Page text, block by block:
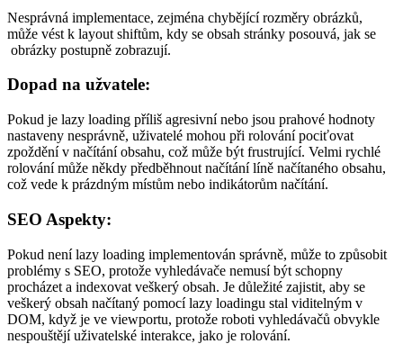
Nesprávná implementace, zejména chybějící rozměry obrázků,
může vést k layout shiftům, kdy se obsah stránky posouvá, jak se
obrázky postupně zobrazují.
Dopad na užvatele:
Pokud je lazy loading příliš agresivní nebo jsou prahové hodnoty
nastaveny nesprávně, uživatelé mohou při rolování pociťovat
zpoždění v načítání obsahu, což může být frustrující. Velmi rychlé
rolování může někdy předběhnout načítání líně načítaného obsahu,
což vede k prázdným místům nebo indikátorům načítání.
SEO Aspekty:
Pokud není lazy loading implementován správně, může to způsobit
problémy s SEO, protože vyhledávače nemusí být schopny
procházet a indexovat veškerý obsah. Je důležité zajistit, aby se
veškerý obsah načítaný pomocí lazy loadingu stal viditelným v
DOM, když je ve viewportu, protože roboti vyhledávačů obvykle
nespouštějí uživatelské interakce, jako je rolování.